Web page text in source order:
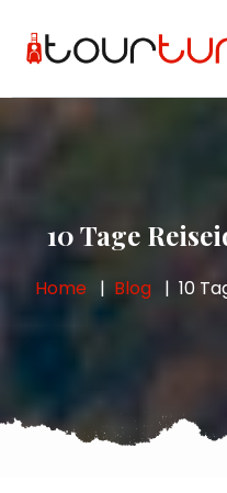
10 Tage
Home Blog 10